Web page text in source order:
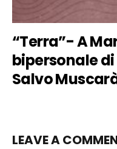
“Terra”- A
bipersonale
Salvo
LEAVE A